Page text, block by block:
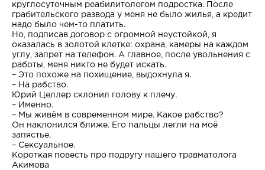
круглосуточным реабилитологом подростка. После
грабительского развода у меня не было жилья, а кредит
надо было чем-то платить.
Но, подписав договор с огромной неустойкой, я
оказалась в золотой клетке: охрана, камеры на каждом
углу, запрет на телефон. А главное, после увольнения с
работы, меня никто не будет искать.
– Это похоже на похищение, выдохнула я.
– На рабство.
Юрий Целлер склонил голову к плечу.
– Именно.
– Мы живём в современном мире. Какое рабство?
Он наклонился ближе. Его пальцы легли на моё
запястье.
– Сексуальное.
Короткая повесть про подругу нашего травматолога
Акимова